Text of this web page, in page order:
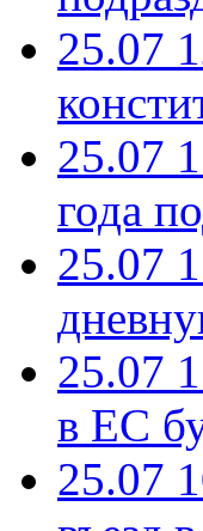
25.07
25.07
года
25.07
25.07
в ЕС
25.07